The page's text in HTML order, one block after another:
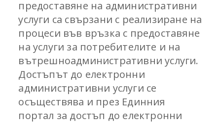
предоставяне на административни
услуги са свързани с реализиране на
процеси във връзка с предоставяне
на услуги за потребителите и на
вътрешноадминистративни услуги.
Достъпът до електронни
административни услуги се
осъществява и през Единния
портал за достъп до електронни